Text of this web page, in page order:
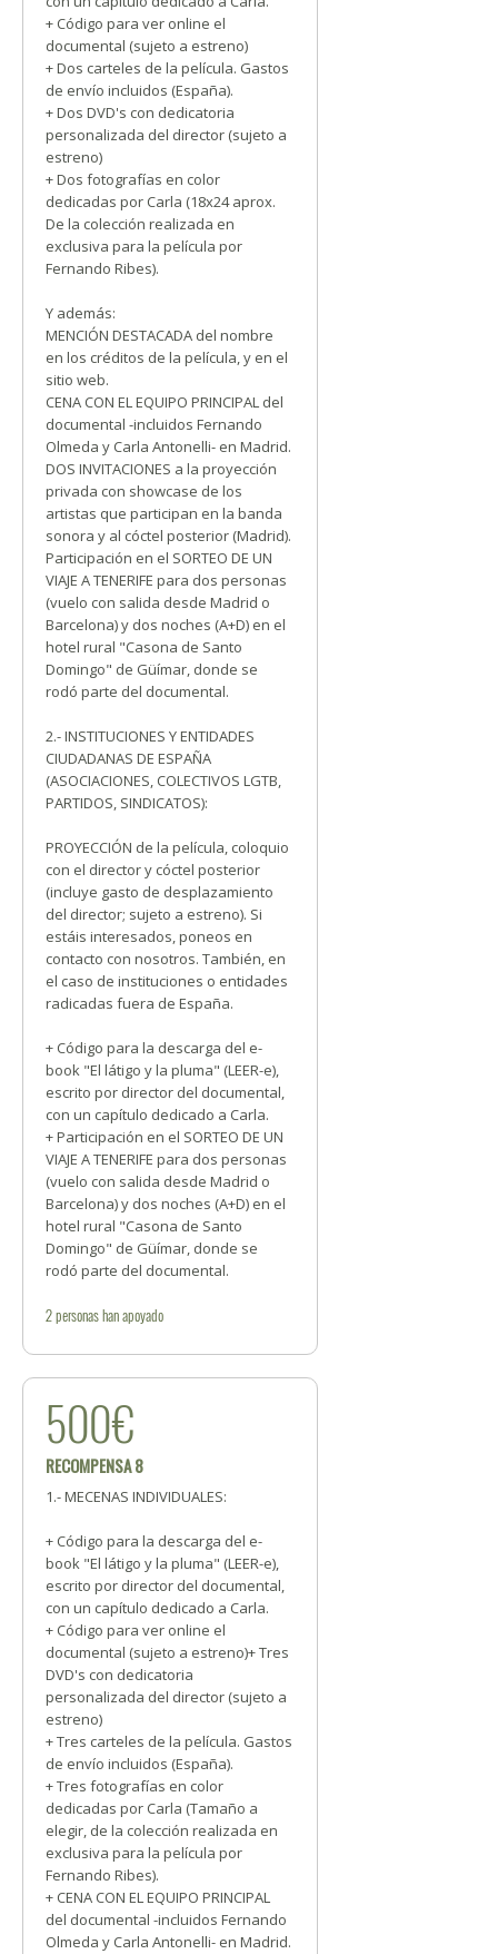
+ Código para ver online el
documental (sujeto a estreno)
+ Dos carteles de la película. Gastos
de envío incluidos (España).
+ Dos DVD's con dedicatoria
personalizada del director (sujeto a
estreno)
+ Dos fotografías en color
dedicadas por Carla (18x24 aprox.
De la colección realizada en
exclusiva para la película por
Fernando Ribes).
Y además:
MENCIÓN DESTACADA del nombre
en los créditos de la película, y en el
sitio web.
CENA CON EL EQUIPO PRINCIPAL del
documental -incluidos Fernando
Olmeda y Carla Antonelli- en Madrid.
DOS INVITACIONES a la proyección
privada con showcase de los
artistas que participan en la banda
sonora y al cóctel posterior (Madrid).
Participación en el SORTEO DE UN
VIAJE A TENERIFE para dos personas
(vuelo con salida desde Madrid o
Barcelona) y dos noches (A+D) en el
hotel rural "Casona de Santo
Domingo" de Güímar, donde se
rodó parte del documental.
2.- INSTITUCIONES Y ENTIDADES
CIUDADANAS DE ESPAÑA
(ASOCIACIONES, COLECTIVOS LGTB,
PARTIDOS, SINDICATOS):
PROYECCIÓN de la película, coloquio
con el director y cóctel posterior
(incluye gasto de desplazamiento
del director; sujeto a estreno). Si
estáis interesados, poneos en
contacto con nosotros. También, en
el caso de instituciones o entidades
radicadas fuera de España.
+ Código para la descarga del e-
book "El látigo y la pluma" (LEER-e),
escrito por director del documental,
con un capítulo dedicado a Carla.
+ Participación en el SORTEO DE UN
VIAJE A TENERIFE para dos personas
(vuelo con salida desde Madrid o
Barcelona) y dos noches (A+D) en el
hotel rural "Casona de Santo
Domingo" de Güímar, donde se
rodó parte del documental.
2personashan apoyado
500€
RECOMPENSA 8
1.- MECENAS INDIVIDUALES:
+ Código para la descarga del e-
book "El látigo y la pluma" (LEER-e),
escrito por director del documental,
con un capítulo dedicado a Carla.
+ Código para ver online el
documental (sujeto a estreno)+ Tres
DVD's con dedicatoria
personalizada del director (sujeto a
estreno)
+ Tres carteles de la película. Gastos
de envío incluidos (España).
+ Tres fotografías en color
dedicadas por Carla (Tamaño a
elegir, de la colección realizada en
exclusiva para la película por
Fernando Ribes).
+ CENA CON EL EQUIPO PRINCIPAL
del documental -incluidos Fernando
Olmeda y Carla Antonelli- en Madrid.